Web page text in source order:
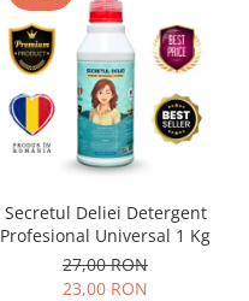
Secretul Deliei Detergent
Profesional Universal 1 Kg
27,00 RON
23,00 RON